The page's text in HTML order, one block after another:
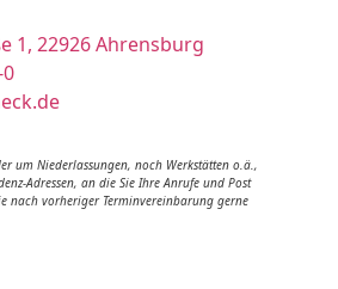
1, 22926 Ahrensburg
um Niederlassungen, noch Werkstätten o.ä.,
Adressen, an die Sie Ihre Anrufe und Post
nach vorheriger Terminvereinbarung gerne